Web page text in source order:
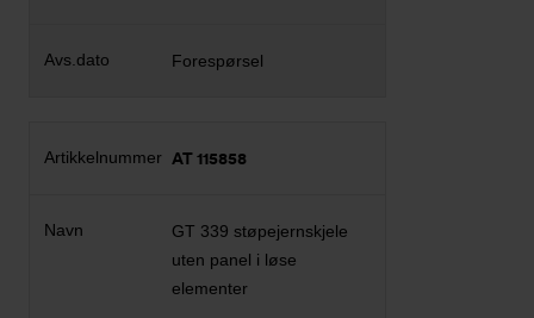
Forespørsel
AT 115858
GT 339 støpejernskjele
uten panel i løse
elementer